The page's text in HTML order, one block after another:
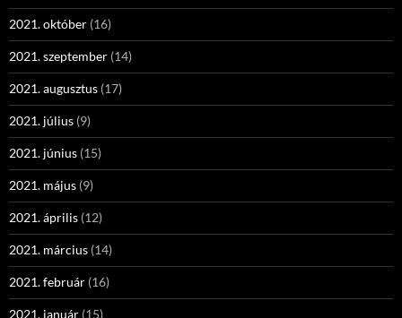
2021. október (16)
2021. szeptember (14)
2021. augusztus (17)
2021. július (9)
2021. június (15)
2021. május (9)
2021. április (12)
2021. március (14)
2021. február (16)
2021. január (15)